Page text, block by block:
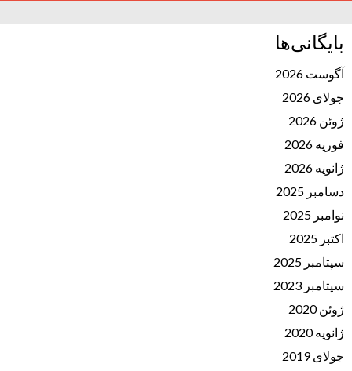
بایگانی‌ها
آگوست 2026
جولای 2026
ژوئن 2026
فوریه 2026
ژانویه 2026
دسامبر 2025
نوامبر 2025
اکتبر 2025
سپتامبر 2025
سپتامبر 2023
ژوئن 2020
ژانویه 2020
جولای 2019